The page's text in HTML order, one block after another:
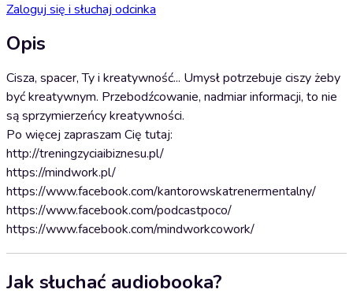
Zaloguj się i słuchaj odcinka
Opis
Cisza, spacer, Ty i kreatywność... Umysł potrzebuje ciszy żeby
być kreatywnym. Przebodźcowanie, nadmiar informacji, to nie
są sprzymierzeńcy kreatywności.
Po więcej zapraszam Cię tutaj:
http://treningzyciaibiznesu.pl/
https://mindwork.pl/
https://www.facebook.com/kantorowskatrenermentalny/
https://www.facebook.com/podcastpoco/
https://www.facebook.com/mindworkcowork/
Jak słuchać audiobooka?